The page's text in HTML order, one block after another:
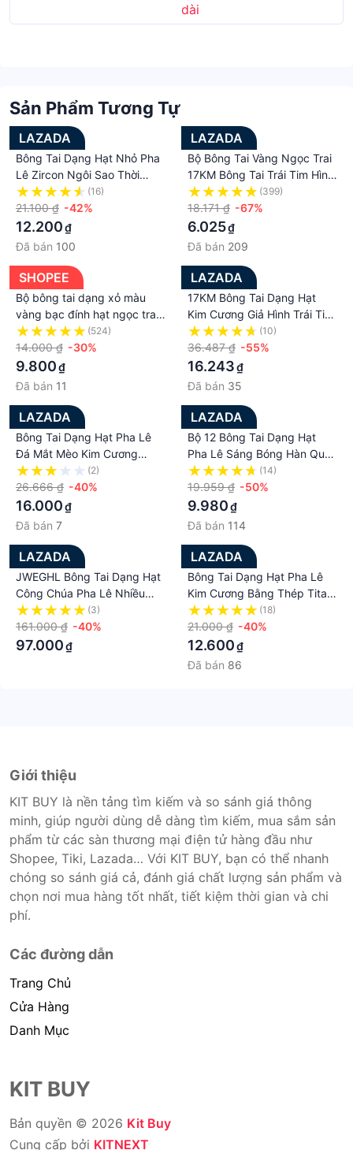
dài
Sản Phẩm Tương Tự
LAZADA
Bông Tai Dạng Hạt Nhỏ Pha
Lê Zircon Ngôi Sao Thời
Trang Mới Màu Bạc Cho
Nam Nữ Trang Sức Cá Tính
Quà Tặng Tiệc Tùng
(16)
21.100 ₫ -42%
12.200₫
Đã bán 100
LAZADA
Bộ Bông Tai Vàng Ngọc Trai
17KM Bông Tai Trái Tim Hình
Bướm Bông Tai Dạng Hạt
Rỗng Cho Nữ Trang Sức Pha
Lê Lấp Lánh Kim Loại Thời
Trang 2022
(399)
18.171 ₫ -67%
6.025₫
Đã bán 209
SHOPEE
Bộ bông tai dạng xỏ màu
vàng bạc đính hạt ngọc trai
pha lê hình trái tim thời trang
cho nữ
(524)
14.000 ₫ -30%
9.800₫
Đã bán 11
LAZADA
17KM Bông Tai Dạng Hạt
Kim Cương Giả Hình Trái Tim
Ngôi Sao Hình Học Hợp Thời
Trang Cho Nữ Bộ Bông Tai
Pha Lê Màu Bạc Thời Trang
Quà Tặng Trang Sức
(10)
36.487 ₫ -55%
16.243₫
Đã bán 35
LAZADA
Bông Tai Dạng Hạt Pha Lê
Đá Mắt Mèo Kim Cương
Vàng Bạc Sterling S925 Hình
Vịt Thiên Nga Đáng Yêu
Phong Cách Hàn Quốc Cho
Nữ Trang Sức Thời Trang
(2)
26.666 ₫ -40%
16.000₫
Đã bán 7
LAZADA
Bộ 12 Bông Tai Dạng Hạt
Pha Lê Sáng Bóng Hàn Quốc
Mới Cái/bộ Cho Nữ Bông Tai
Hoa Kim Cương Giả Thời
Trang Quà Tặng Trang Sức
Tiệc Tùng
(14)
19.959 ₫ -50%
9.980₫
Đã bán 114
LAZADA
JWEGHL Bông Tai Dạng Hạt
Công Chúa Pha Lê Nhiều
Màu Hình Vuông Thanh Lịch
Tinh Tế Thời Trang Cho Nữ
Phụ Kiện Trang Sức Cưới Cô
(3)
161.000 ₫ -40%
97.000₫
LAZADA
Bông Tai Dạng Hạt Pha Lê
Kim Cương Bằng Thép Titan
Màu Vàng Thanh Lịch Hàn
Quốc Cho Nữ Phụ Kiện
Trang Sức Thời Trang Bông
Tai Dạng Thả Có Móc
(18)
21.000 ₫ -40%
12.600₫
Đã bán 86
Giới thiệu
KIT BUY là nền tảng tìm kiếm và so sánh giá thông
minh, giúp người dùng dễ dàng tìm kiếm, mua sắm sản
phẩm từ các sàn thương mại điện tử hàng đầu như
Shopee, Tiki, Lazada… Với KIT BUY, bạn có thể nhanh
chóng so sánh giá cả, đánh giá chất lượng sản phẩm và
chọn nơi mua hàng tốt nhất, tiết kiệm thời gian và chi
phí.
Các đường dẫn
Trang Chủ
Cửa Hàng
Danh Mục
KIT BUY
Bản quyền © 2026 Kit Buy
Cung cấp bởi KITNEXT